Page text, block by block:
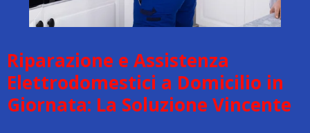
Riparazione e Assistenza
Elettrodomestici a Domicilio in
Giornata: La Soluzione Vincente